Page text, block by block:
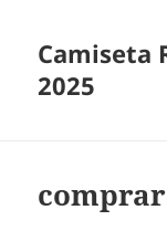
Camiseta
2025